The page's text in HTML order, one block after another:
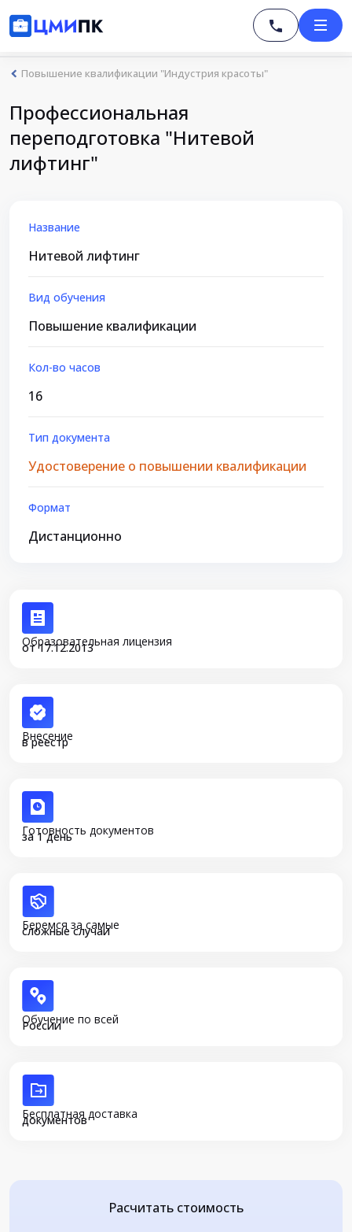
Повышение квалификации "Индустрия красоты"
Профессиональная
переподготовка "Нитевой
лифтинг"
Название
Нитевой лифтинг
Вид обучения
Повышение квалификации
Кол-во часов
16
Тип документа
Удостоверение о повышении квалификации
Формат
Дистанционно
Образовательная лицензия
от 17.12.2013
Внесение
в реестр
Готовность документов
за 1 день
Беремся за самые
сложные случаи
Обучение по всей
России
Бесплатная доставка
документов
Расчитать стоимость